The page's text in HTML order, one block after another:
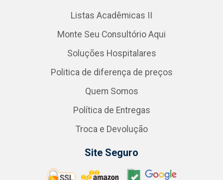
Listas Acadêmicas II
Monte Seu Consultório Aqui
Soluções Hospitalares
Politica de diferença de preços
Quem Somos
Política de Entregas
Troca e Devolução
Site Seguro